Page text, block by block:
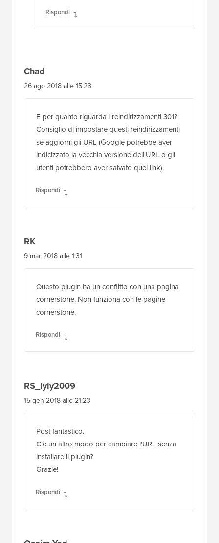
Rispondi
Chad
26 ago 2018 alle 15:23
E per quanto riguarda i reindirizzamenti 301?
Consiglio di impostare questi reindirizzamenti
se aggiorni gli URL (Google potrebbe aver
indicizzato la vecchia versione dell'URL o gli
utenti potrebbero aver salvato quei link).
Rispondi
RK
9 mar 2018 alle 1:31
Questo plugin ha un conflitto con una pagina
cornerstone. Non funziona con le pagine
cornerstone.
Rispondi
RS_lyly2009
15 gen 2018 alle 21:23
Post fantastico.
C'è un altro modo per cambiare l'URL senza
installare il plugin?
Grazie!
Rispondi